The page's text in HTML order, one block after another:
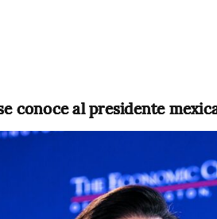
conoce al presidente